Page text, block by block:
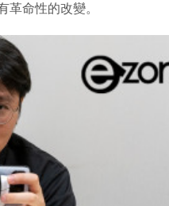
命性的改變。